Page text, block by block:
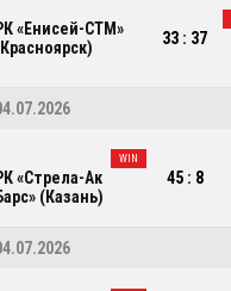
РК
«Енисей-СТМ»
33 : 37
WIN
«Стрела-Ак
(Казань)
45 : 8